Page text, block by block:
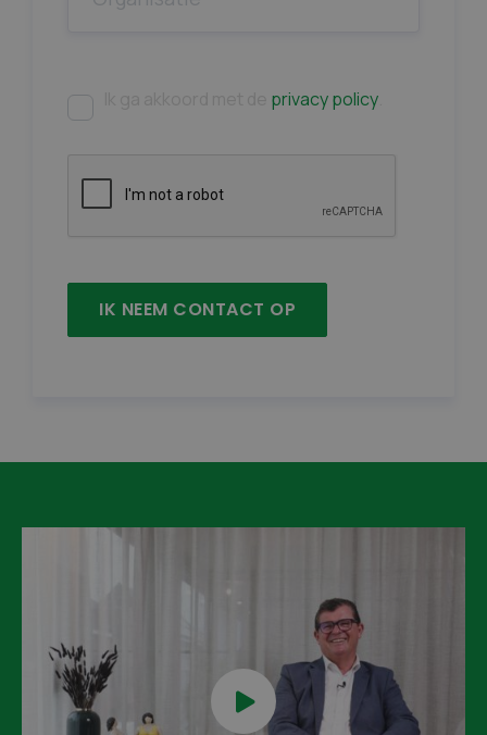
privacy policy
